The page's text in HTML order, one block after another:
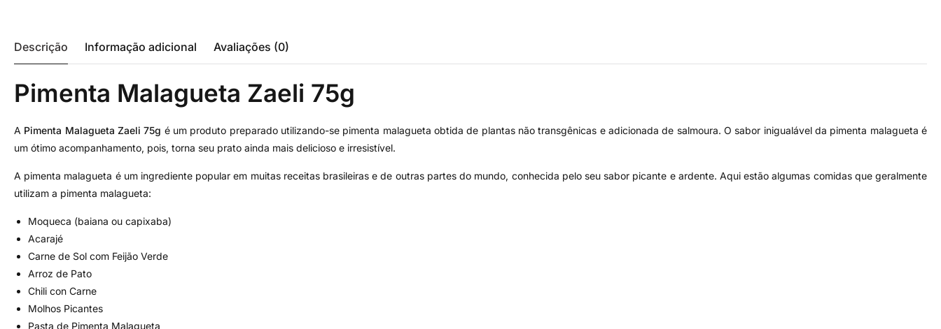
Descrição Informação adicional Avaliações (0)
Pimenta Malagueta Zaeli 75g
A Pimenta Malagueta Zaeli 75g é um produto preparado utilizando-se pimenta malagueta obtida de plantas não transgênicas e adicionada de salmoura. O sabor inigualável da pimenta malagueta é
um ótimo acompanhamento, pois, torna seu prato ainda mais delicioso e irresistível.
A pimenta malagueta é um ingrediente popular em muitas receitas brasileiras e de outras partes do mundo, conhecida pelo seu sabor picante e ardente. Aqui estão algumas comidas que geralmente
utilizam a pimenta malagueta:
Moqueca (baiana ou capixaba)
Acarajé
Carne de Sol com Feijão Verde
Arroz de Pato
Chili con Carne
Molhos Picantes
Pasta de Pimenta Malagueta